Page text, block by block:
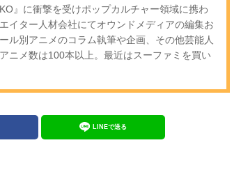
』に衝撃を受けポップカルチャー領域に携わ
イター人材会社にてオウンドメディアの編集お
ル別アニメのコラム執筆や企画、その他芸能人
ニメ数は100本以上。最近はスーファミを買い
LINEで送る